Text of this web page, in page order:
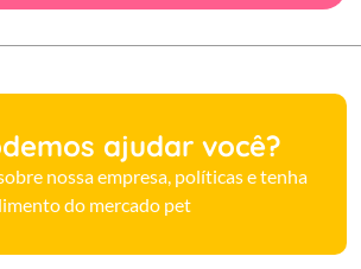
ajudar você?
nossa empresa, políticas e tenha
do mercado pet